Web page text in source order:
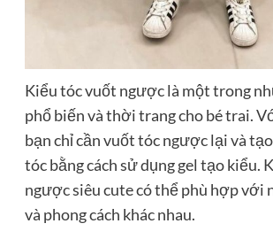
Kiểu tóc vuốt ngược là một trong
phổ biến và thời trang cho bé trai.
bạn chỉ cần vuốt tóc ngược lại và
tóc bằng cách sử dụng gel tạo kiểu.
ngược siêu cute có thể phù hợp với
và phong cách khác nhau.